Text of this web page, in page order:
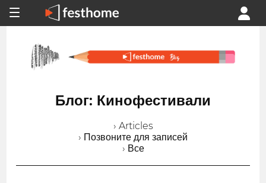
Блог: Кинофестивали
› Articles
› Позвоните для записей
› Все